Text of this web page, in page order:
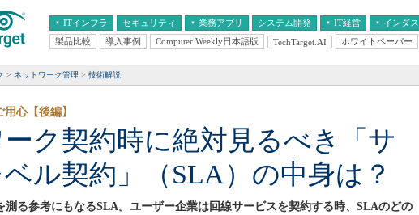
ITインフラ セキュリティ 業務アプリ
エンタープライズAI
ERP
CX
情報系システム
システム開発 IT経営
経営とIT
インダ
医療IT
製品比較 導入事例 Computer Weekly日本語版 TechTarget.AI ホワイトペーパー
ネットワーク管理 技術解説
ク契約時に絶対見るべき「サ
ル契約」（SLA）の中身は？
心【後編】
測る参考にもなるSLA。ユーザー企業は回線サービスを契約する時、SLAのどの